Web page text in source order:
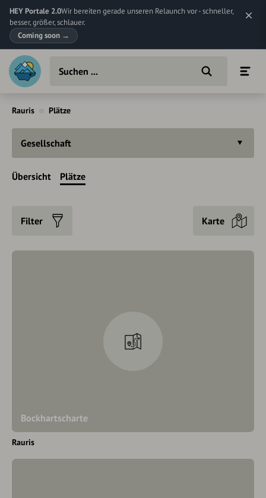
HEY Portale 2.0Wir bereiten gerade unseren Relaunch vor - schneller,
besser, größer, schlauer.
Coming soon →
Rauris Plätze
Gesellschaft
Übersicht Plätze
Filter Karte
Bockhartscharte
Rauris